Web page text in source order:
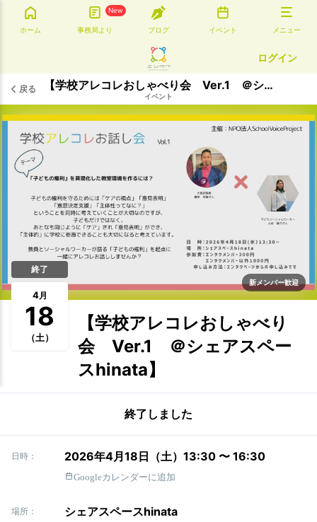
ホーム
New
事務局より ブログ イベント メニュー
ログイン
戻る 【学校アレコレおしゃべり会 Ver.1 ＠シェアスペースhinata】
イベント
新メンバー歓迎
終了
4月
18
（土）
【学校アレコレおしゃべり
会 Ver.1 ＠シェアスペー
スhinata】
終了しました
日時： 2026年4月18日（土）13:30 〜 16:30
Googleカレンダーに追加
場所： シェアスペースhinata